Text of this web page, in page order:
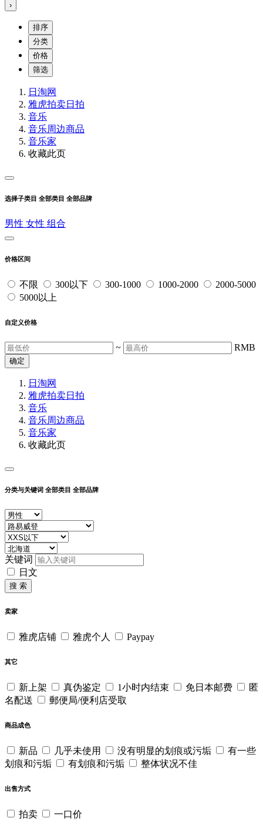
›
排序
分类
价格
筛选
日淘网
雅虎拍卖日拍
音乐
音乐周边商品
音乐家
收藏此页
选择子类目 全部类目 全部品牌
男性 女性 组合
价格区间
不限 300以下 300-1000 1000-2000
2000-5000
5000以上
自定义价格
~ RMB
确定
日淘网
雅虎拍卖日拍
音乐
音乐周边商品
音乐家
收藏此页
分类与关键词 全部类目 全部品牌
关键词
日文
搜 索
卖家
雅虎店铺 雅虎个人 Paypay
其它
新上架 真伪鉴定 1小时内结束 免日本邮费
匿
名配送
郵便局/便利店受取
商品成色
新品 几乎未使用 没有明显的划痕或污垢
有一些
划痕和污垢
有划痕和污垢 整体状况不佳
出售方式
拍卖 一口价